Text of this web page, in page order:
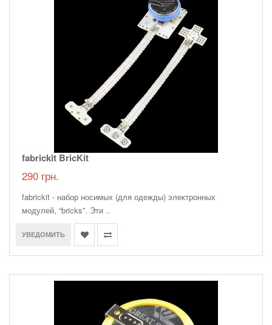
fabrickit BricKit
290 грн.
fabrickit - набор носимых (для одежды) электронных
модулей, “bricks”. Эти ..
УВЕДОМИТЬ